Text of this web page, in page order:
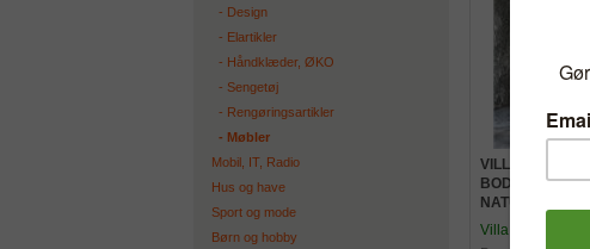
‐ Design
‐ Elartikler
‐ Håndklæder, ØKO
‐ Sengetøj
‐ Rengøringsartikler
‐ Møbler
Mobil, IT, Radio
Hus og have
Sport og mode
Børn og hobby
VILLA
BODO
NATUROLIERET
Villa Collection